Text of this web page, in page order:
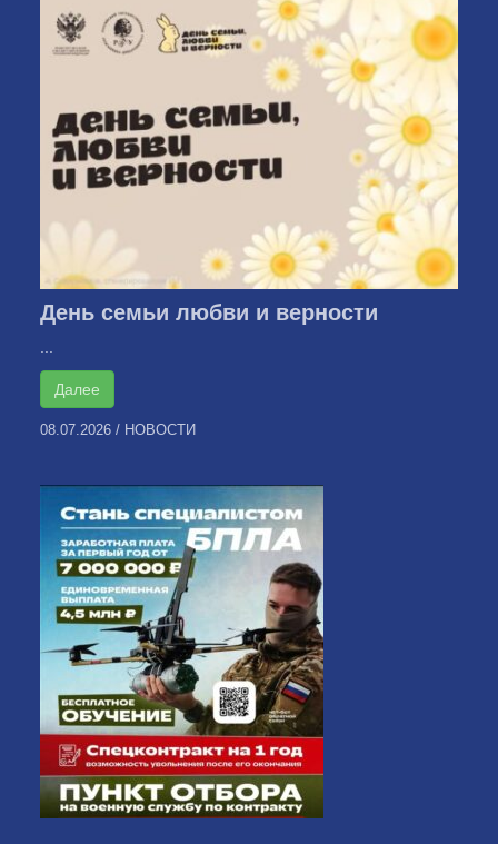
День семьи любви и верности
Далее
08.07.2026 / НОВОСТИ